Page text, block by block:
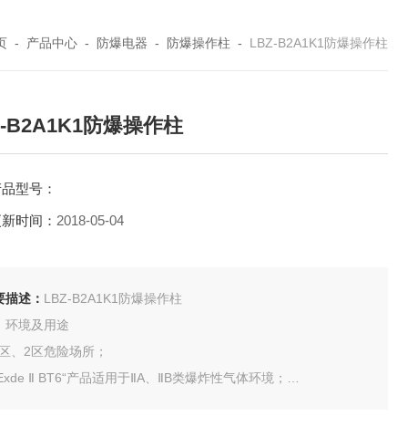
- 产品中心 - 防爆电器 - 防爆操作柱 - LBZ-B2A1K1防爆操作柱
B2A1K1防爆操作柱
型号：
时间： 2018-05-04
描述： LBZ-B2A1K1防爆操作柱
环境及用途
、2区危险场所；
Ⅱ BT6“产品适用于ⅡA、ⅡB类爆炸性气体环境；